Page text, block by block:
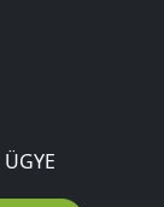
ÜGYE